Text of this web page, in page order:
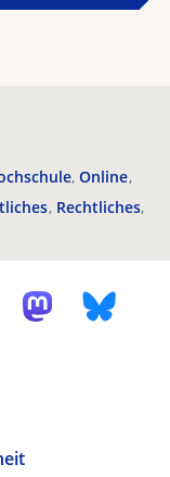
Online
Rechtliches